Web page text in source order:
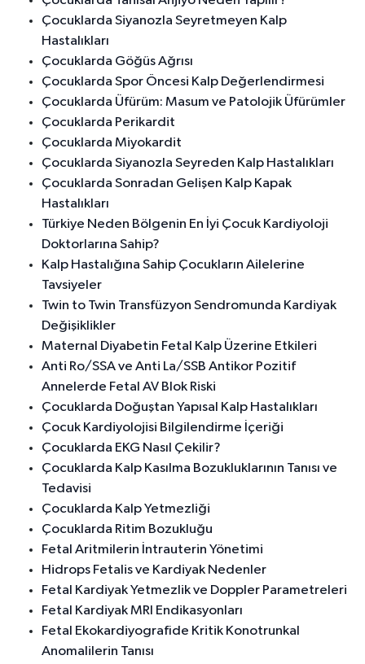
Çocuklarda Siyanozla Seyretmeyen Kalp
Hastalıkları
Çocuklarda Göğüs Ağrısı
Çocuklarda Spor Öncesi Kalp Değerlendirmesi
Çocuklarda Üfürüm: Masum ve Patolojik Üfürümler
Çocuklarda Perikardit
Çocuklarda Miyokardit
Çocuklarda Siyanozla Seyreden Kalp Hastalıkları
Çocuklarda Sonradan Gelişen Kalp Kapak
Hastalıkları
Türkiye Neden Bölgenin En İyi Çocuk Kardiyoloji
Doktorlarına Sahip?
Kalp Hastalığına Sahip Çocukların Ailelerine
Tavsiyeler
Twin to Twin Transfüzyon Sendromunda Kardiyak
Değişiklikler
Maternal Diyabetin Fetal Kalp Üzerine Etkileri
Anti Ro/SSA ve Anti La/SSB Antikor Pozitif
Annelerde Fetal AV Blok Riski
Çocuklarda Doğuştan Yapısal Kalp Hastalıkları
Çocuk Kardiyolojisi Bilgilendirme İçeriği
Çocuklarda EKG Nasıl Çekilir?
Çocuklarda Kalp Kasılma Bozukluklarının Tanısı ve
Tedavisi
Çocuklarda Kalp Yetmezliği
Çocuklarda Ritim Bozukluğu
Fetal Aritmilerin İntrauterin Yönetimi
Hidrops Fetalis ve Kardiyak Nedenler
Fetal Kardiyak Yetmezlik ve Doppler Parametreleri
Fetal Kardiyak MRI Endikasyonları
Fetal Ekokardiyografide Kritik Konotrunkal
Anomalilerin Tanısı